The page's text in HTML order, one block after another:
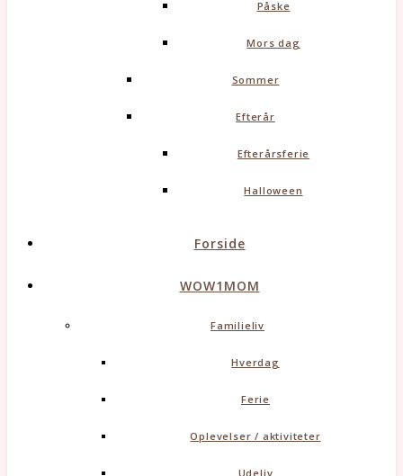
Påske
Mors dag
Sommer
Efterår
Efterårsferie
Halloween
Forside
WOW1MOM
Familieliv
Hverdag
Ferie
Oplevelser / aktiviteter
Udeliv